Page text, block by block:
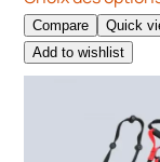
Compare
Quick
Add to wishlist